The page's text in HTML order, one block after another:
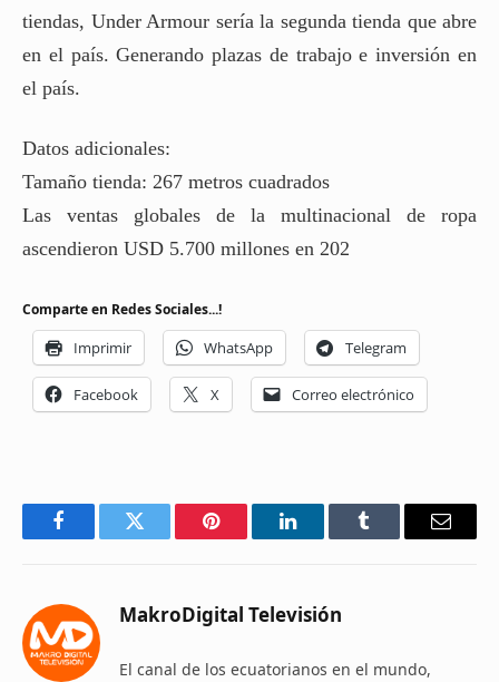
tiendas, Under Armour sería la segunda tienda que abre
en el país. Generando plazas de trabajo e inversión en
el país.
Datos adicionales:
Tamaño tienda: 267 metros cuadrados
Las ventas globales de la multinacional de ropa
ascendieron USD 5.700 millones en 202
Comparte en Redes Sociales...!
Imprimir WhatsApp Telegram
Facebook X Correo electrónico
FacebookTwitter Pinterest LinkedInTumblr Email
MakroDigital Televisión
El canal de los ecuatorianos en el mundo,